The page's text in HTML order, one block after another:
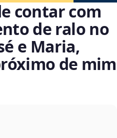
contar com
de ralo no
e Maria,
de mim